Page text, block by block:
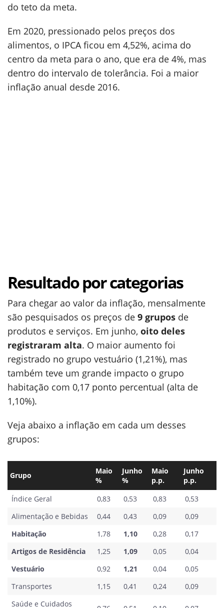
do teto da meta.
Em 2020, pressionado pelos preços dos
alimentos, o IPCA ficou em 4,52%, acima do
centro da meta para o ano, que era de 4%, mas
dentro do intervalo de tolerância. Foi a maior
inflação anual desde 2016.
Resultado por categorias
Para chegar ao valor da inflação, mensalmente
são pesquisados os preços de 9 grupos de
produtos e serviços. Em junho, oito deles
registraram alta. O maior aumento foi
registrado no grupo vestuário (1,21%), mas
também teve um grande impacto o grupo
habitação com 0,17 ponto percentual (alta de
1,10%).
Veja abaixo a inflação em cada um desses
grupos:
Grupo
Maio
%
Junho
%
Maio
p.p.
Junho
p.p.
Índice Geral
0,83 0,53 0,83
0,53
Alimentação e Bebidas
0,44 0,43 0,09
0,09
Habitação
1,78 1,10 0,28
0,17
Artigos de Residência
1,25 1,09 0,05
0,04
Vestuário
0,92 1,21 0,04
0,05
Transportes
1,15 0,41 0,24
0,09
Saúde e Cuidados